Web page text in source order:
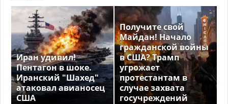
Иран удивил!
Пентагон в шоке.
Иранский "Шахед"
атаковал авианосец
США
Получите свой
Майдан! Начало
гражданской войны
в США? Трамп
угрожает
протестантам в
случае захвата
госучреждений